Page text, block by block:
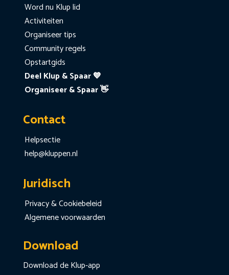
Word nu Klup lid
Activiteiten
Organiseer tips
Community regels
Opstartgids
Deel Klup & Spaar 💙
Organiseer & Spaar 👋
Contact
Helpsectie
help@kluppen.nl
Juridisch
Privacy & Cookiebeleid
Algemene voorwaarden
Download
Download de Klup-app